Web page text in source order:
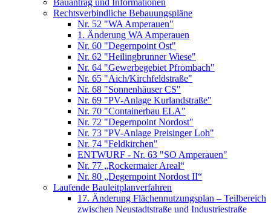
Bauantrag und Informationen
Rechtsverbindliche Bebauungspläne
Nr. 52 "WA Amperauen"
1. Änderung WA Amperauen
Nr. 60 "Degernpoint Ost"
Nr. 62 "Heilingbrunner Wiese"
Nr. 64 "Gewerbegebiet Pfrombach"
Nr. 65 "Aich/Kirchfeldstraße"
Nr. 68 "Sonnenhäuser CS"
Nr. 69 "PV-Anlage Kurlandstraße"
Nr. 70 "Containerbau ELA"
Nr. 72 "Degernpoint Nordost"
Nr. 73 "PV-Anlage Preisinger Loh"
Nr. 74 "Feldkirchen"
ENTWURF - Nr. 63 "SO Amperauen"
Nr. 77 „Rockermaier Areal“
Nr. 80 „Degernpoint Nordost II“
Laufende Bauleitplanverfahren
17. Änderung Flächennutzungsplan – Teilbereich
zwischen Neustadtstraße und Industriestraße